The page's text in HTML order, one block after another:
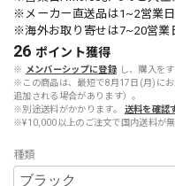
※メーカー直送品は1~2営業日
※海外お取り寄せは7~20営業
26 ポイント獲得
※ メンバーシップに登録 し、購入を
※この商品は、最短で8月17日(月)にお
追加される場合があります）。
※別途送料がかかります。
送料を確認
※¥10,000以上のご注文で国内送料が無
種類